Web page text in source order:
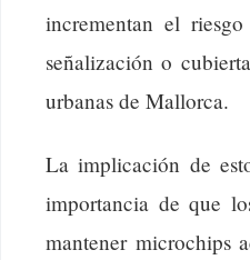
incrementan el
señalización o
urbanas de Mallorca.
La implicación de
importancia de que
mantener microchips